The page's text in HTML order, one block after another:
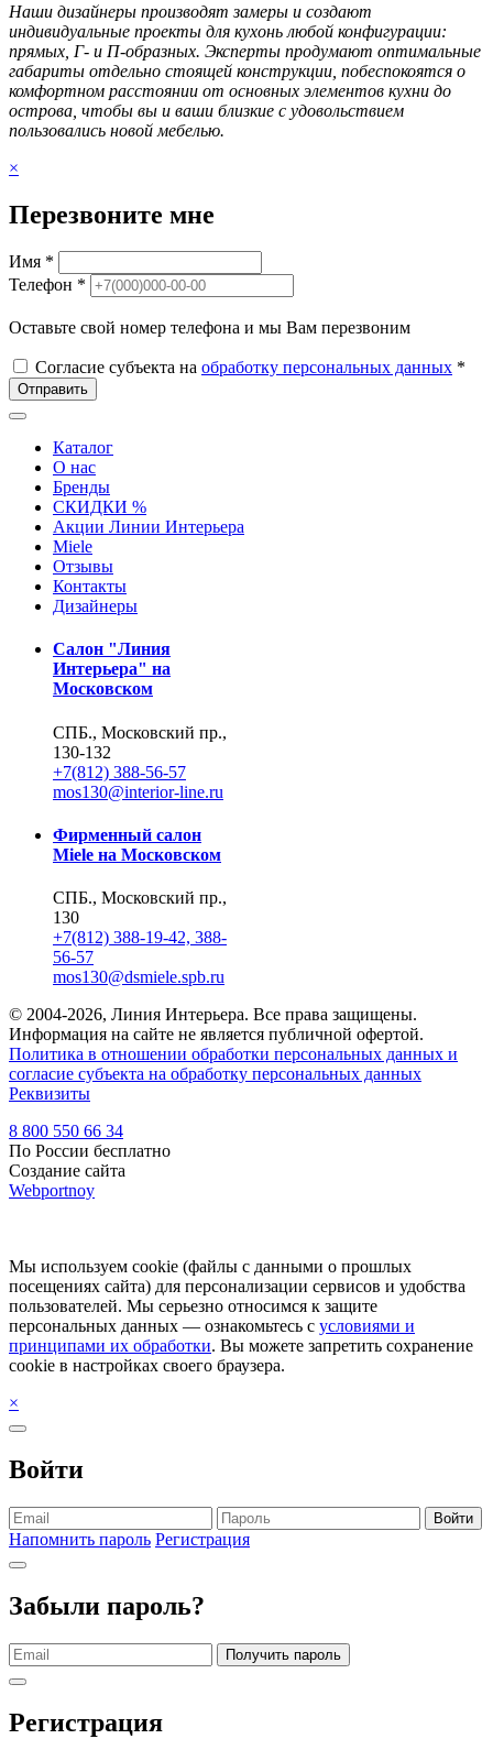
Наши дизайнеры производят замеры и создают
индивидуальные проекты для кухонь любой конфигурации:
прямых, Г- и П-образных. Эксперты продумают оптимальные
габариты отдельно стоящей конструкции, побеспокоятся о
комфортном расстоянии от основных элементов кухни до
острова, чтобы вы и ваши близкие с удовольствием
пользовались новой мебелью.
×
Перезвоните мне
Имя *
Телефон *
Оставьте свой номер телефона и мы Вам перезвоним
Согласие субъекта на обработку персональных данных *
Отправить
Каталог
О нас
Бренды
СКИДКИ %
Акции Линии Интерьера
Miele
Отзывы
Контакты
Дизайнеры
Салон "Линия
Интерьера" на
Московском
СПБ., Московский пр.,
130-132
+7(812) 388-56-57
mos130@interior-line.ru
Фирменный салон
Miele на Московском
СПБ., Московский пр.,
130
+7(812) 388-19-42, 388-
56-57
mos130@dsmiele.spb.ru
© 2004-2026, Линия Интерьера. Все права защищены.
Информация на сайте не является публичной офертой.
Политика в отношении обработки персональных данных и
согласие субъекта на обработку персональных данных
Реквизиты
8 800 550 66 34
По России бесплатно
Создание сайта
Webportnoy
Мы используем cookie (файлы с данными о прошлых
посещениях сайта) для персонализации сервисов и удобства
пользователей. Мы серьезно относимся к защите
персональных данных — ознакомьтесь с условиями и
принципами их обработки. Вы можете запретить сохранение
cookie в настройках своего браузера.
×
Войти
Войти
Напомнить пароль Регистрация
Забыли пароль?
Получить пароль
Регистрация